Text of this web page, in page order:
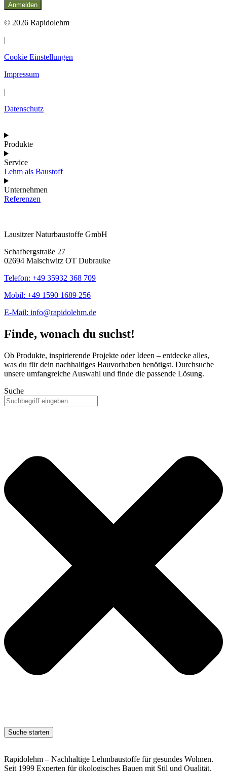
Anmelden
© 2026 Rapidolehm
|
Cookie Einstellungen
Impressum
|
Datenschutz
Produkte
Service
Lehm als Baustoff
Unternehmen
Referenzen
Lausitzer Naturbaustoffe GmbH
Schafbergstraße 27
02694 Malschwitz OT Dubrauke
Telefon: +49 35932 368 709
Mobil: +49 1590 1689 256
E-Mail: info@rapidolehm.de
Finde, wonach du suchst!
Ob Produkte, inspirierende Projekte oder Ideen – entdecke alles,
was du für dein nachhaltiges Bauvorhaben benötigst. Durchsuche
unsere umfangreiche Auswahl und finde die passende Lösung.
Suche
Suche starten
Rapidolehm – Nachhaltige Lehmbaustoffe für gesundes Wohnen.
Seit 1999 Experten für ökologisches Bauen mit Stil und Qualität.